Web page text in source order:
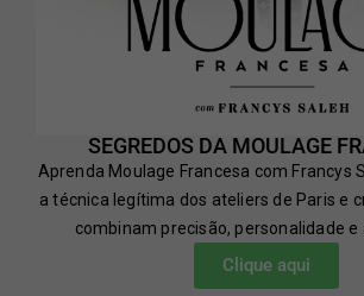
SEGREDOS DA MOULAGE
Aprenda Moulage Francesa com Francys
a técnica legítima dos ateliers de Paris e
combinam precisão, personalidade e
Clique aqui